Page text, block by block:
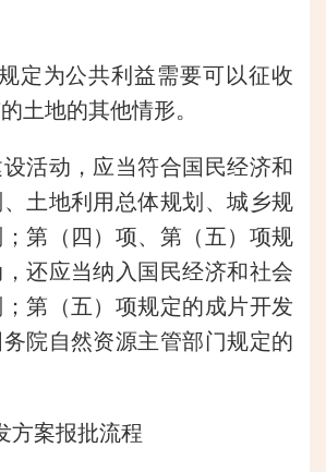
定为公共利益需要可以征收
土地的其他情形。
活动，应当符合国民经济和
土地利用总体规划、城乡规
第（四）项、第（五）项规
还应当纳入国民经济和社会
第 （五）项规定的成片开发
院自然资源主管部门规定的
方案报批流程